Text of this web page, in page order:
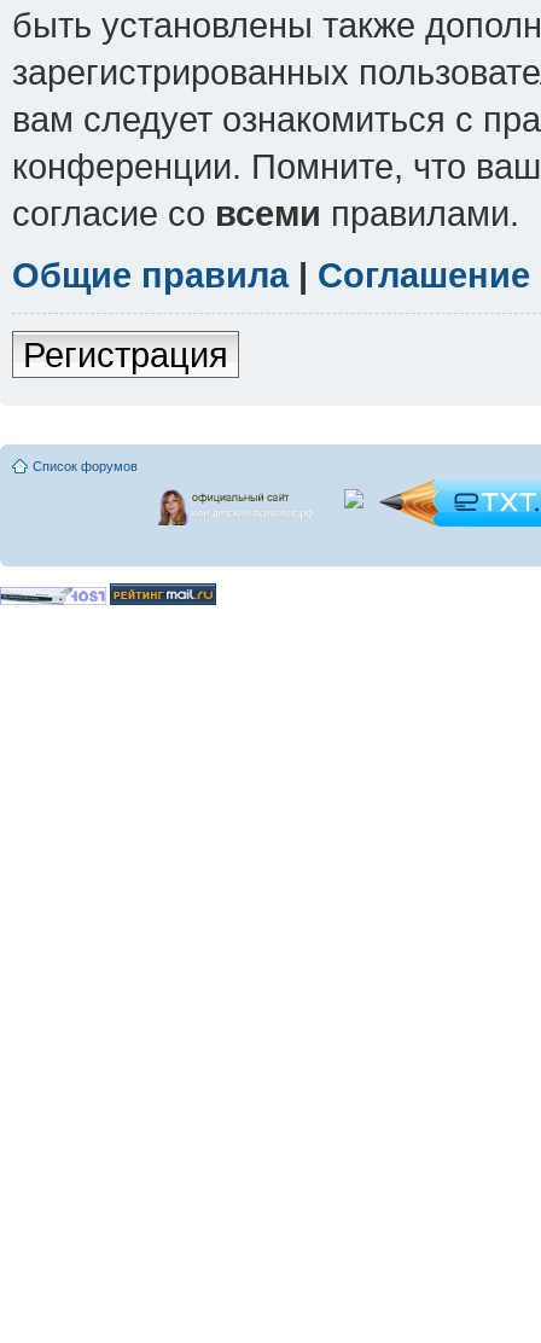
быть установлены также
зарегистрированных
вам следует ознакомиться с
конференции. Помните, что
согласие со всеми правилами.
Общие правила|
Регистрация
Список форумов